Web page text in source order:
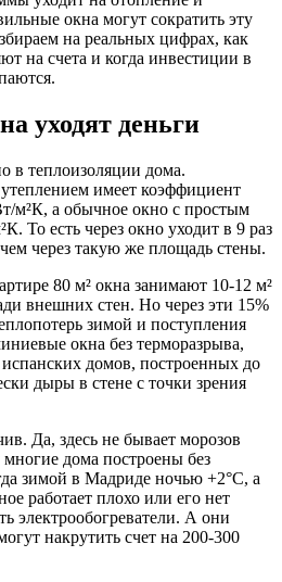
окна могут сократить эту
на реальных цифрах, как
на счета и когда инвестиции в
уходят деньги
в теплоизоляции дома.
имеет коэффициент
м²К, а обычное окно с простым
То есть через окно уходит в 9 раз
через такую же площадь стены.
80 м² окна занимают 10-12 м²
внешних стен. Но через эти 15%
зимой и поступления
окна без терморазрыва,
домов, построенных до
дыры в стене с точки зрения
Да, здесь не бывает морозов
дома построены без
зимой в Мадриде ночью +2°C, а
работает плохо или его нет
электрообогреватели. А они
накрутить счет на 200-300